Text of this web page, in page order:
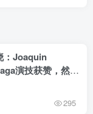
：Joaquin
演技获赞，然而
61%
295